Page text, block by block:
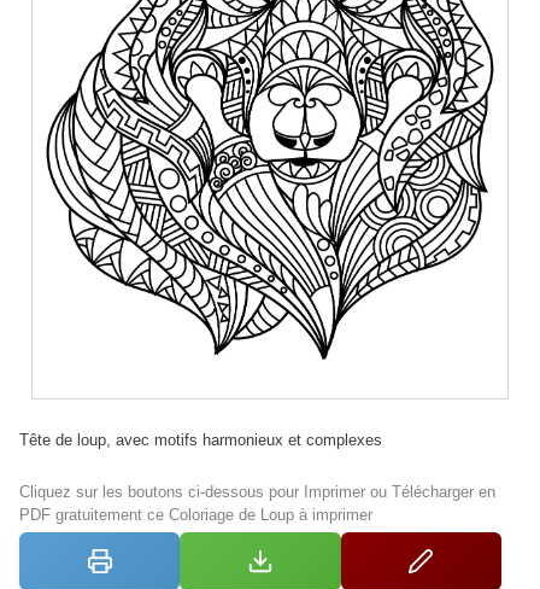
Tête de loup, avec motifs harmonieux et complexes
Cliquez sur les boutons ci-dessous pour Imprimer ou Télécharger en
PDF gratuitement ce Coloriage de Loup à imprimer